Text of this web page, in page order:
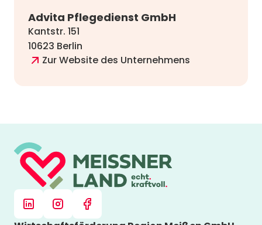
Advita Pflegedienst GmbH
Kantstr. 151
10623 Berlin
Zur Website des Unternehmens